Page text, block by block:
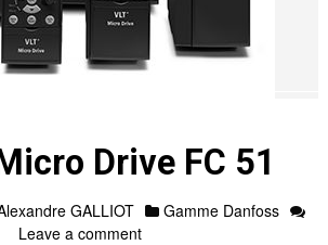
Drive FC 51
GALLIOT
Gamme Danfoss
Leave a comment